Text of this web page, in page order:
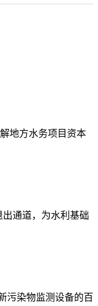
地方水务项目资本
通道，为水利基础
污染物监测设备的百